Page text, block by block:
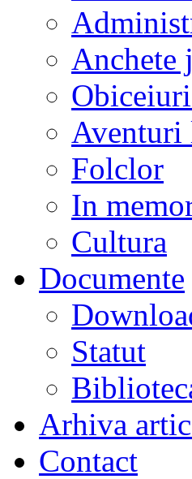
Anchete
Aventuri
Folclor
In
Cultura
Documente
Statut
Arhiva
Contact